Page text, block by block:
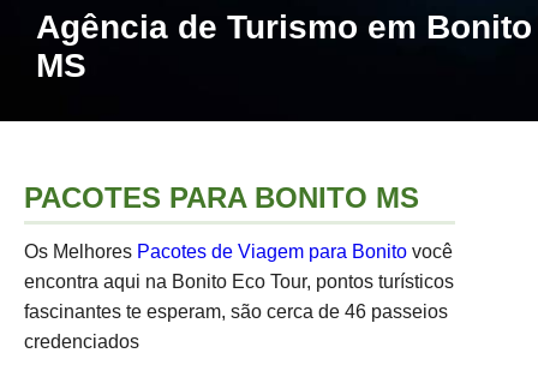
Agência de Turismo em Bonito
MS
PACOTES PARA BONITO MS
Os Melhores Pacotes de Viagem para Bonito você
encontra aqui na Bonito Eco Tour, pontos turísticos
fascinantes te esperam, são cerca de 46 passeios
credenciados